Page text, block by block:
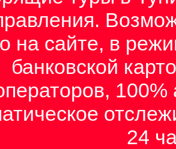
на сайте, в
банковской
24